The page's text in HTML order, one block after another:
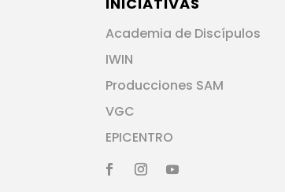
Academia de Discípulos
IWIN
Producciones SAM
VGC
EPICENTRO